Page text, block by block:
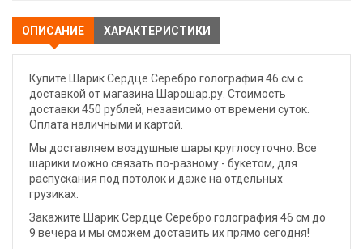
ОПИСАНИЕ ХАРАКТЕРИСТИКИ
Купите Шарик Сердце Серебро голография 46 см с
доставкой от магазина Шарошар.ру. Стоимость
доставки 450 рублей, независимо от времени суток.
Оплата наличными и картой.
Мы доставляем воздушные шары круглосуточно. Все
шарики можно связать по-разному - букетом, для
распускания под потолок и даже на отдельных
грузиках.
Закажите Шарик Сердце Серебро голография 46 см до
9 вечера и мы сможем доставить их прямо сегодня!